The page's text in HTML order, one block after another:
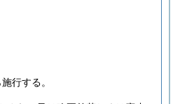
行する。